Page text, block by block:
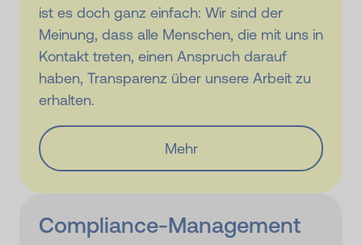
ist es doch ganz einfach: Wir sind der
Meinung, dass alle Menschen, die mit uns in
Kontakt treten, einen Anspruch darauf
haben, Transparenz über unsere Arbeit zu
erhalten.
Mehr
Compliance-Management